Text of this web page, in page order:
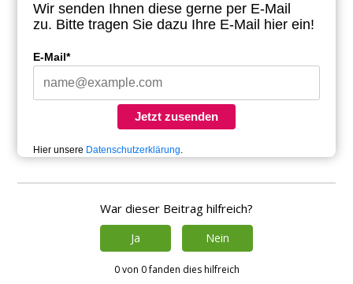
Wir senden Ihnen diese gerne per E-Mail
zu. Bitte tragen Sie dazu Ihre E-Mail hier ein!
E-Mail*
Jetzt zusenden
Hier unsere Datenschutzerklärung.
War dieser Beitrag hilfreich?
Ja Nein
0 von 0 fanden dies hilfreich